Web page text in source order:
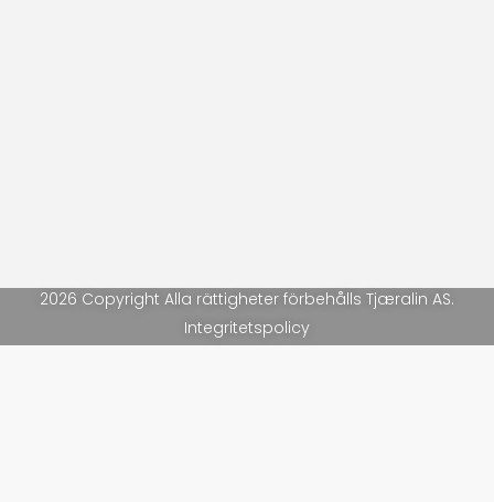
2026 Copyright Alla rättigheter förbehålls Tjæralin AS.
Integritetspolicy